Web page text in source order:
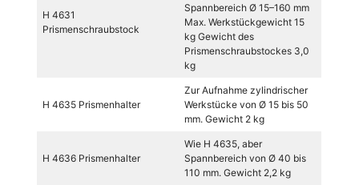
H 4631
Prismenschraubstock
Spannbereich Ø 15–160 mm
Max. Werkstückgewicht 15
kg Gewicht des
Prismenschraubstockes 3,0
kg
H 4635 Prismenhalter
Zur Aufnahme zylindrischer
Werkstücke von Ø 15 bis 50
mm. Gewicht 2 kg
H 4636 Prismenhalter
Wie H 4635, aber
Spannbereich von Ø 40 bis
110 mm. Gewicht 2,2 kg